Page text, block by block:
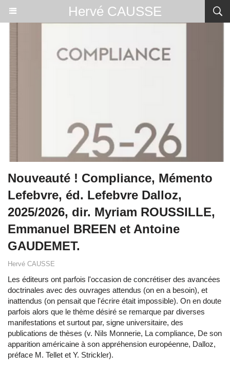
Hervé CAUSSE
Nouveauté ! Compliance, Mémento
Lefebvre, éd. Lefebvre Dalloz,
2025/2026, dir. Myriam ROUSSILLE,
Emmanuel BREEN et Antoine
GAUDEMET.
Hervé CAUSSE
Les éditeurs ont parfois l'occasion de concrétiser des avancées
doctrinales avec des ouvrages attendus (on en a besoin), et
inattendus (on pensait que l'écrire était impossible). On en doute
parfois alors que le thème désiré se remarque par diverses
manifestations et surtout par, signe universitaire, des
publications de thèses (v. Nils Monnerie, La compliance, De son
apparition américaine à son appréhension européenne, Dalloz,
préface M. Tellet et Y. Strickler).